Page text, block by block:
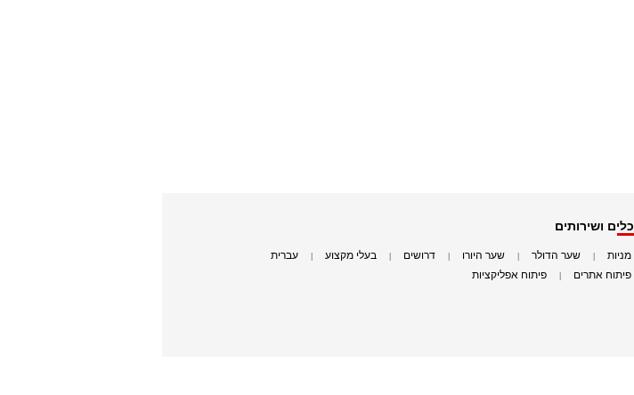
כלים ושירותים
מניות שער הדולר שער היורו דרושים בעלי מקצוע עברית
פיתוח אתרים פיתוח אפליקציות